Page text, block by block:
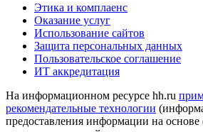
Этика и комплаенс
Оказание услуг
Использование сайтов
Защита персональных данных
Пользовательское соглашение
ИТ аккредитация
На информационном ресурсе hh.ru
рекомендательные технологии
предоставления информации на основе